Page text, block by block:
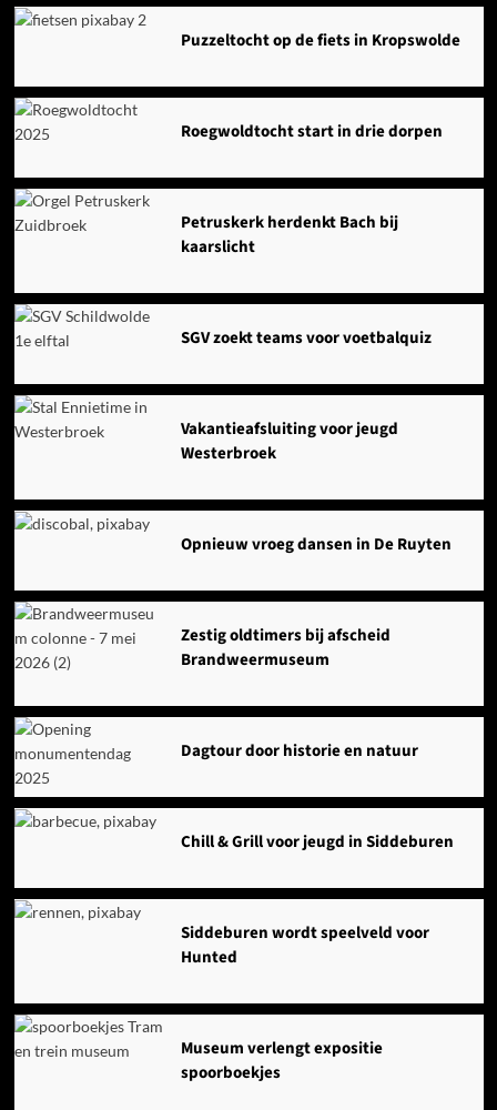
Puzzeltocht op de fiets in Kropswolde
Roegwoldtocht start in drie dorpen
Petruskerk herdenkt Bach bij
kaarslicht
SGV zoekt teams voor voetbalquiz
Vakantieafsluiting voor jeugd
Westerbroek
Opnieuw vroeg dansen in De Ruyten
Zestig oldtimers bij afscheid
Brandweermuseum
Dagtour door historie en natuur
Chill & Grill voor jeugd in Siddeburen
Siddeburen wordt speelveld voor
Hunted
Museum verlengt expositie
spoorboekjes